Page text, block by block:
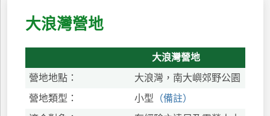
大浪灣營地
大浪灣營地
營地地點：
大浪灣，南大嶼郊野公園
營地類型：
小型 （備註）